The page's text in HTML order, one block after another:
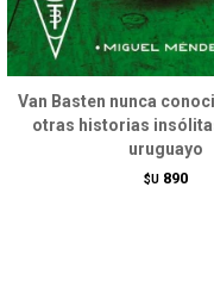
Van Basten nunca
otras historias
uruguayo
$U 890